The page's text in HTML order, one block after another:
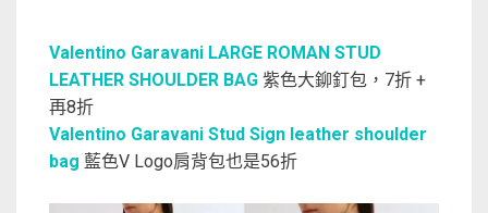
Valentino Garavani LARGE ROMAN STUD
LEATHER SHOULDER BAG 紫色大鉚釘包，7折 +
再8折
Valentino Garavani Stud Sign leather shoulder
bag 藍色V Logo肩背包也是56折